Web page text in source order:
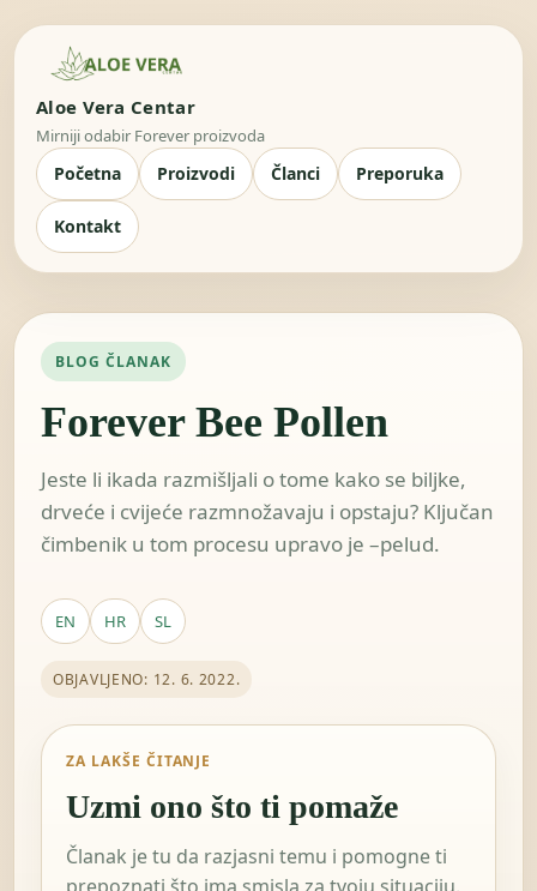
Aloe Vera Centar
Mirniji odabir Forever proizvoda
Početna Proizvodi Članci Preporuka
Kontakt
BLOG ČLANAK
Forever Bee Pollen
Jeste li ikada razmišljali o tome kako se biljke,
drveće i cvijeće razmnožavaju i opstaju? Ključan
čimbenik u tom procesu upravo je –pelud.
EN HR SL
OBJAVLJENO: 12. 6. 2022.
ZA LAKŠE ČITANJE
Uzmi ono što ti pomaže
Članak je tu da razjasni temu i pomogne ti